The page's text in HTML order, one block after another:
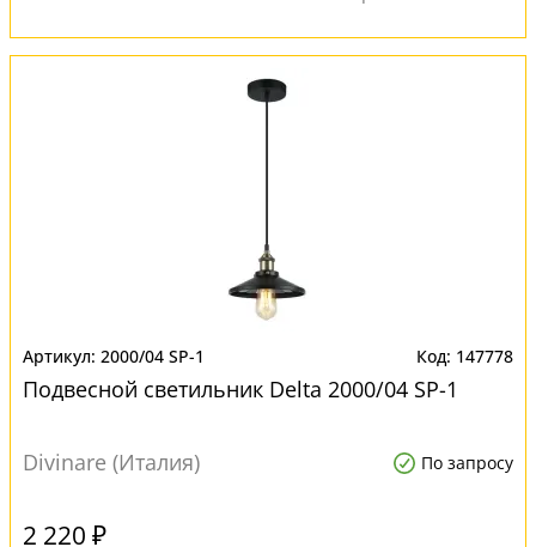
2000/04 SP-1 147778
Подвесной светильник Delta 2000/04 SP-1
Divinare (Италия) По запросу
2 220 ₽